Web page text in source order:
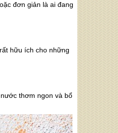
đơn giản là ai đang
hữu ích cho những
thơm ngon và bổ